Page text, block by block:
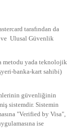
tarafından da
ve Ulusal Güvenlik
metodu yada teknolojik
banka-kart sahibi)
güvenliğinin
sistemdir. Sistemin
"Verified by Visa",
ise